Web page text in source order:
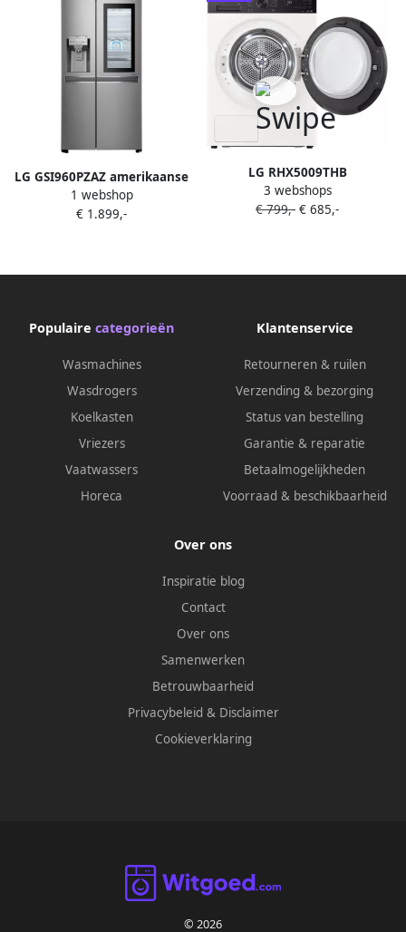
LG GSI960PZAZ amerikaanse
koelkast Vrijstaand 625 l
Roestvrijstaal
1 webshop
€ 1.899,-
LG RHX5009THB
Warmtepompdroger 9kg 70
dB Energielabel B
3 webshops
€ 799,- € 685,-
Populaire categorieën
Wasmachines
Wasdrogers
Koelkasten
Vriezers
Vaatwassers
Horeca
Klantenservice
Retourneren & ruilen
Verzending & bezorging
Status van bestelling
Garantie & reparatie
Betaalmogelijkheden
Voorraad & beschikbaarheid
Over ons
Inspiratie blog
Contact
Over ons
Samenwerken
Betrouwbaarheid
Privacybeleid & Disclaimer
Cookieverklaring
© 2026